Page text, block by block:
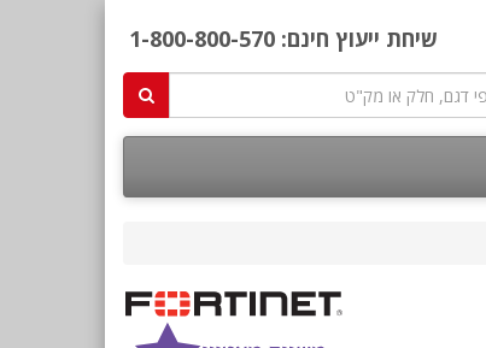
שיחת ייעוץ חינם: 1-800-800-570